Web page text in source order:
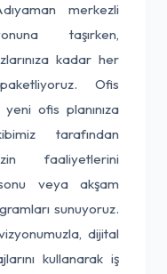
merkezli
taşırken,
kadar her
Ofis
yeni ofis planınıza
tarafından
faaliyetlerini
veya akşam
sunuyoruz.
dijital
kullanarak iş